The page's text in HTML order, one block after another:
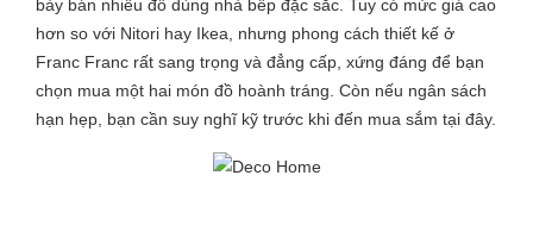
bày bán nhiều đồ dùng nhà bếp đặc sắc. Tuy có mức giá cao
hơn so với Nitori hay Ikea, nhưng phong cách thiết kế ở
Franc Franc rất sang trọng và đẳng cấp, xứng đáng để bạn
chọn mua một hai món đồ hoành tráng. Còn nếu ngân sách
hạn hẹp, bạn cần suy nghĩ kỹ trước khi đến mua sắm tại đây.